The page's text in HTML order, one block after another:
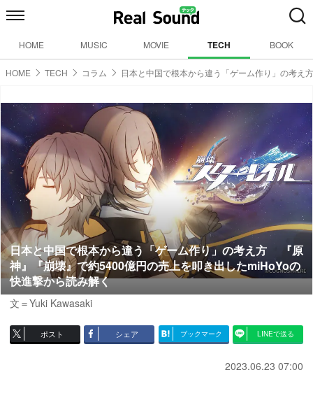
HOME MUSIC MOVIE TECH BOOK
HOME TECH コラム 日本と中国で根本から違う「ゲーム作り」の考え方
日本と中国で根本から違う「ゲーム作り」の考え方 『原
神』『崩壊』で約5400億円の売上を叩き出したmiHoYoの
快進撃から読み解く
文＝Yuki Kawasaki
ポスト シェア ブックマーク LINEで送る
2023.06.23 07:00